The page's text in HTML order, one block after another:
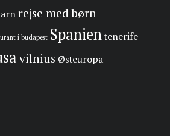
rejse med børn
i budapest Spanientenerife
vilnius Østeuropa